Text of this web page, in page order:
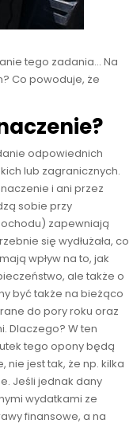
tego zadania… Na
Co powoduje, że
odpowiednich
lub zagranicznych.
i ani przez
sobie przy
zapewniają
się wydłużała, co
wpływ na to, jak
ale także o
być także na bieżąco
do pory roku oraz
Dlaczego? W ten
tego opony będą
nie jest tak, że np. kilka
Jeśli jednak dany
wydatkami ze
finansowe, a na